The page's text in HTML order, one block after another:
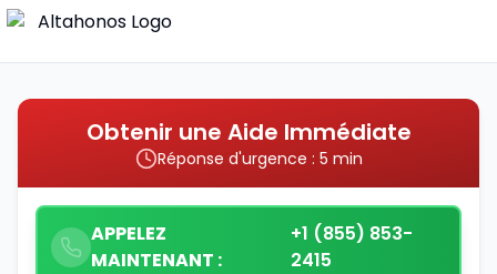
Obtenir une Aide Immédiate
Réponse d'urgence : 5 min
APPELEZ
MAINTENANT :
+1 (855) 853-
2415